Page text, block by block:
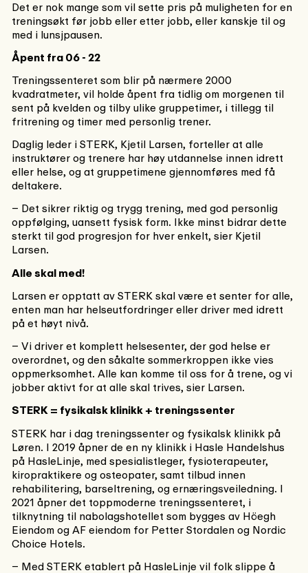
Det er nok mange som vil sette pris på muligheten for en
treningsøkt før jobb eller etter jobb, eller kanskje til og
med i lunsjpausen.
Åpent fra 06 - 22
Treningssenteret som blir på nærmere 2000
kvadratmeter, vil holde åpent fra tidlig om morgenen til
sent på kvelden og tilby ulike gruppetimer, i tillegg til
fritrening og timer med personlig trener.
Daglig leder i STERK, Kjetil Larsen, forteller at alle
instruktører og trenere har høy utdannelse innen idrett
eller helse, og at gruppetimene gjennomføres med få
deltakere.
– Det sikrer riktig og trygg trening, med god personlig
oppfølging, uansett fysisk form. Ikke minst bidrar dette
sterkt til god progresjon for hver enkelt, sier Kjetil
Larsen.
Alle skal med!
Larsen er opptatt av STERK skal være et senter for alle,
enten man har helseutfordringer eller driver med idrett
på et høyt nivå.
– Vi driver et komplett helsesenter, der god helse er
overordnet, og den såkalte sommerkroppen ikke vies
oppmerksomhet. Alle kan komme til oss for å trene, og vi
jobber aktivt for at alle skal trives, sier Larsen.
STERK = fysikalsk klinikk + treningssenter
STERK har i dag treningssenter og fysikalsk klinikk på
Løren. I 2019 åpner de en ny klinikk i Hasle Handelshus
på HasleLinje, med spesialistleger, fysioterapeuter,
kiropraktikere og osteopater, samt tilbud innen
rehabilitering, barseltrening, og ernæringsveiledning. I
2021 åpner det toppmoderne treningssenteret, i
tilknytning til nabolagshotellet som bygges av Höegh
Eiendom og AF eiendom for Petter Stordalen og Nordic
Choice Hotels.
– Med STERK etablert på HasleLinje vil folk slippe å